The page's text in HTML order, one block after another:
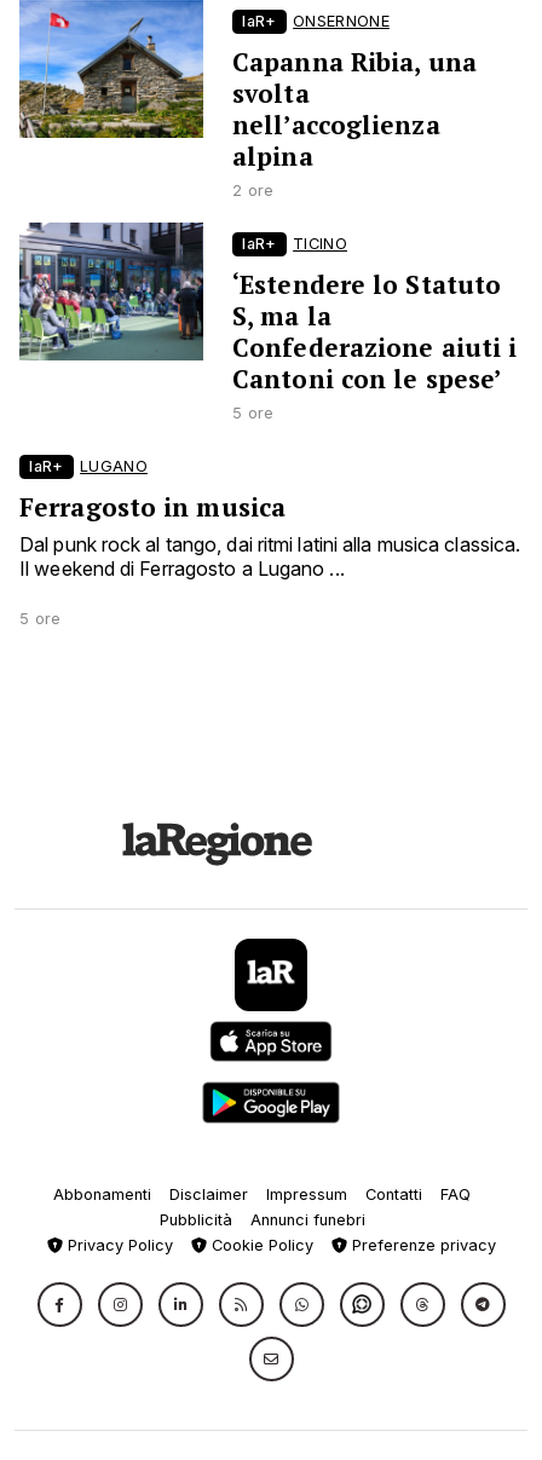
laR+ ONSERNONE
Capanna Ribia, una
svolta
nell’accoglienza
alpina
2 ore
laR+ TICINO
‘Estendere lo Statuto
S, ma la
Confederazione aiuti i
Cantoni con le spese’
5 ore
laR+ LUGANO
Ferragosto in musica
Dal punk rock al tango, dai ritmi latini alla musica classica.
Il weekend di Ferragosto a Lugano ...
5 ore
Abbonamenti Disclaimer Impressum Contatti
FAQ
Pubblicità
Annunci funebri
Privacy Policy
Cookie Policy Preferenze privacy